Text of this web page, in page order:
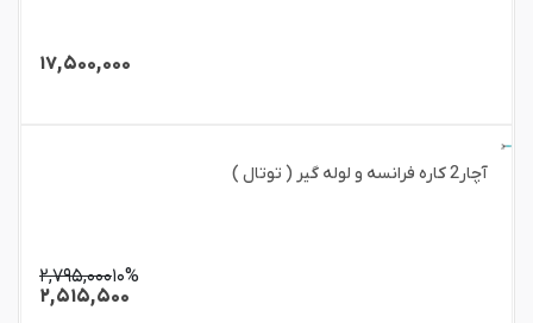
۱۷,۵۰۰,۰۰۰
آچار2 کاره فرانسه و لوله گیر ( توتال )
۲,۷۹۵,۰۰۰۱۰%
۲,۵۱۵,۵۰۰